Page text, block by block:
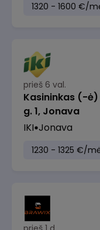
1320 - 1600 €/
prieš 6 val.
Kasininkas (-
g. 1, Jonava
IKI Jonava
1230 - 1325 €/